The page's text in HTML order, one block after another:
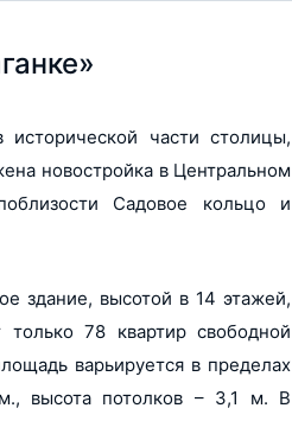
части столицы,
новостройка в Центральном
Садовое кольцо и
здание, высотой в 14 этажей,
78 квартир свободной
варьируется в пределах
высота потолков – 3,1 м. В